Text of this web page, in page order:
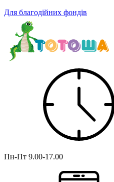
Для благодійних фондів
Пн-Пт 9.00-17.00